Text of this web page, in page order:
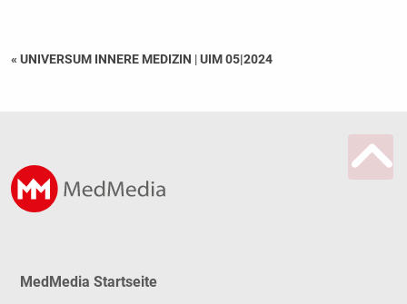
« UNIVERSUM INNERE MEDIZIN |UIM 05|2024
MedMedia Startseite